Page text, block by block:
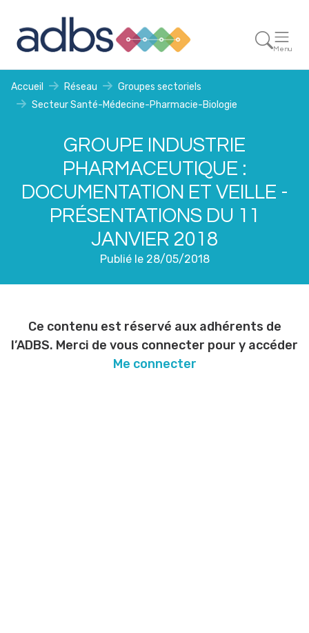
Menu
Accueil Réseau
Groupes sectoriels
Secteur Santé-Médecine-Pharmacie-Biologie
GROUPE INDUSTRIE
PHARMACEUTIQUE :
DOCUMENTATION ET VEILLE -
PRÉSENTATIONS DU 11
JANVIER 2018
Publié le 28/05/2018
Ce contenu est réservé aux adhérents de
l’ADBS. Merci de vous connecter pour y accéder
Me connecter